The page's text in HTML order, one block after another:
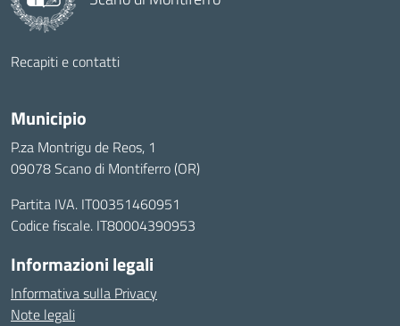
Recapiti e contatti
Municipio
P.za Montrigu de Reos, 1
09078 Scano di Montiferro (OR)
Partita IVA. IT00351460951
Codice fiscale. IT80004390953
Informazioni legali
Informativa sulla Privacy
Note legali